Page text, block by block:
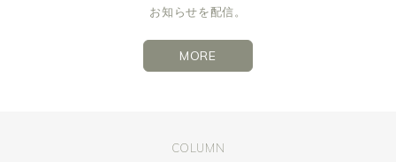
お知らせを配信。
MORE
COLUMN